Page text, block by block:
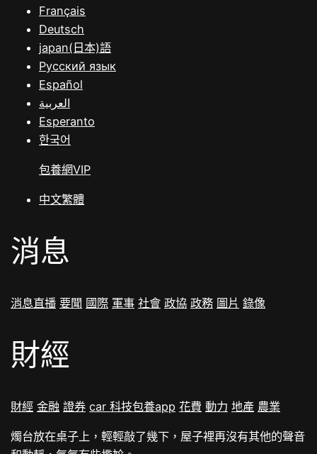
Français
Deutsch
japan(日本)語
Русский язык
Español
العربية
Esperanto
한국어
包養網VIP
中文繁體
消息
消息直播 要聞 國際 軍事 社會 政協 政務 圖片 錄像
財經
財經 金融 證券 car科技包養app 花費 動力 地產 農業
燭台放在桌子上，輕輕敲了幾下，屋子裡再沒有其他的聲音